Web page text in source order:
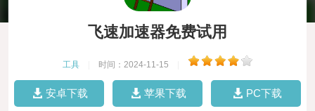
飞速加速器免费试用
工具 时间：2024-11-15
安卓下载 苹果下载 PC下载